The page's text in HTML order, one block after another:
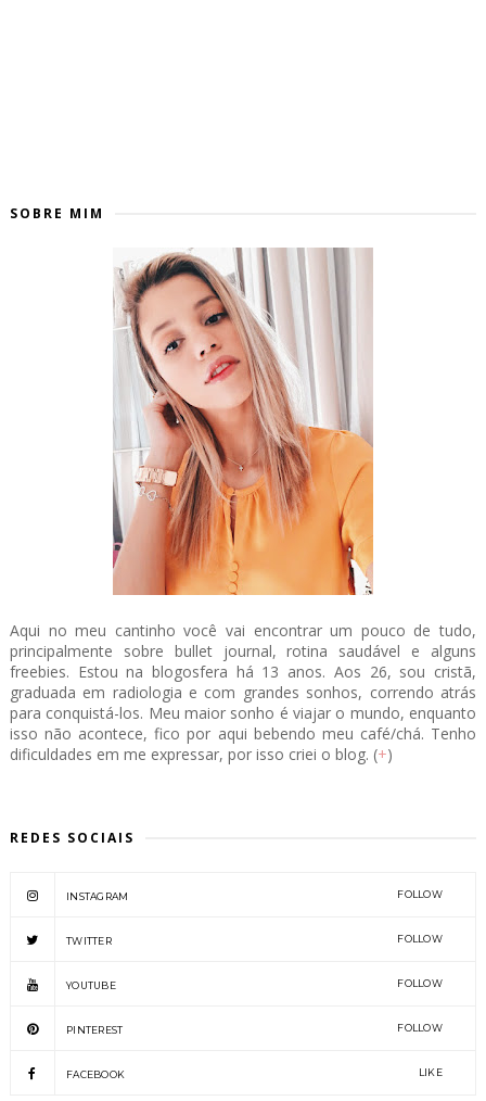
SOBRE MIM
Aqui no meu cantinho você vai encontrar um pouco de tudo,
principalmente sobre bullet journal, rotina saudável e alguns
freebies. Estou na blogosfera há 13 anos. Aos 26, sou cristã,
graduada em radiologia e com grandes sonhos, correndo atrás
para conquistá-los. Meu maior sonho é viajar o mundo, enquanto
isso não acontece, fico por aqui bebendo meu café/chá. Tenho
dificuldades em me expressar, por isso criei o blog. (+)
REDES SOCIAIS
INSTAGRAM FOLLOW
TWITTER FOLLOW
YOUTUBE FOLLOW
PINTEREST FOLLOW
FACEBOOK LIKE